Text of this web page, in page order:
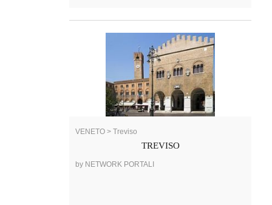
VENETO > Treviso
TREVISO
by NETWORK PORTALI